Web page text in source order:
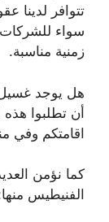
تتوافر لدينا
سواء للشركات
زمنية مناسبة.
هل يوجد غسيل
أن تطلبوا
اقامتكم وفي
كما نؤمن
الفنيطيس